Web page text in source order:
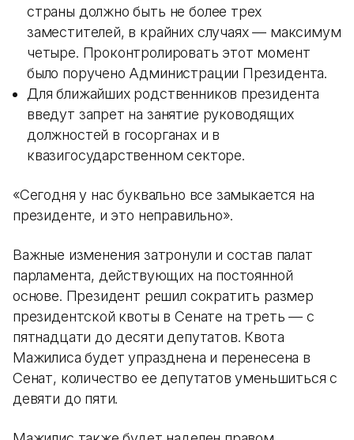
страны должно быть не более трех
заместителей, в крайних случаях — максимум
четыре. Проконтролировать этот момент
было поручено Администрации Президента.
Для ближайших родственников президента
введут запрет на занятие руководящих
должностей в госорганах и в
квазигосударственном секторе.
«Сегодня у нас буквально все замыкается на
президенте, и это неправильно».
Важные изменения затронули и состав палат
парламента, действующих на постоянной
основе. Президент решил сократить размер
президентской квоты в Сенате на треть — с
пятнадцати до десяти депутатов. Квота
Мажилиса будет упразднена и перенесена в
Сенат, количество ее депутатов уменьшиться с
девяти до пяти.